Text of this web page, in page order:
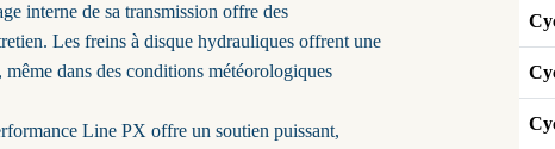
interne de sa transmission offre des
Les freins à disque hydrauliques offrent une
dans des conditions météorologiques
Line PX offre un soutien puissant,